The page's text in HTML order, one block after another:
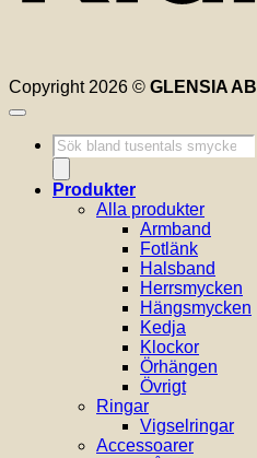
Copyright 2026 © GLENSIA AB
Produktsökning
Produkter
Alla produkter
Armband
Fotlänk
Halsband
Herrsmycken
Hängsmycken
Kedja
Klockor
Örhängen
Övrigt
Ringar
Vigselringar
Accessoarer